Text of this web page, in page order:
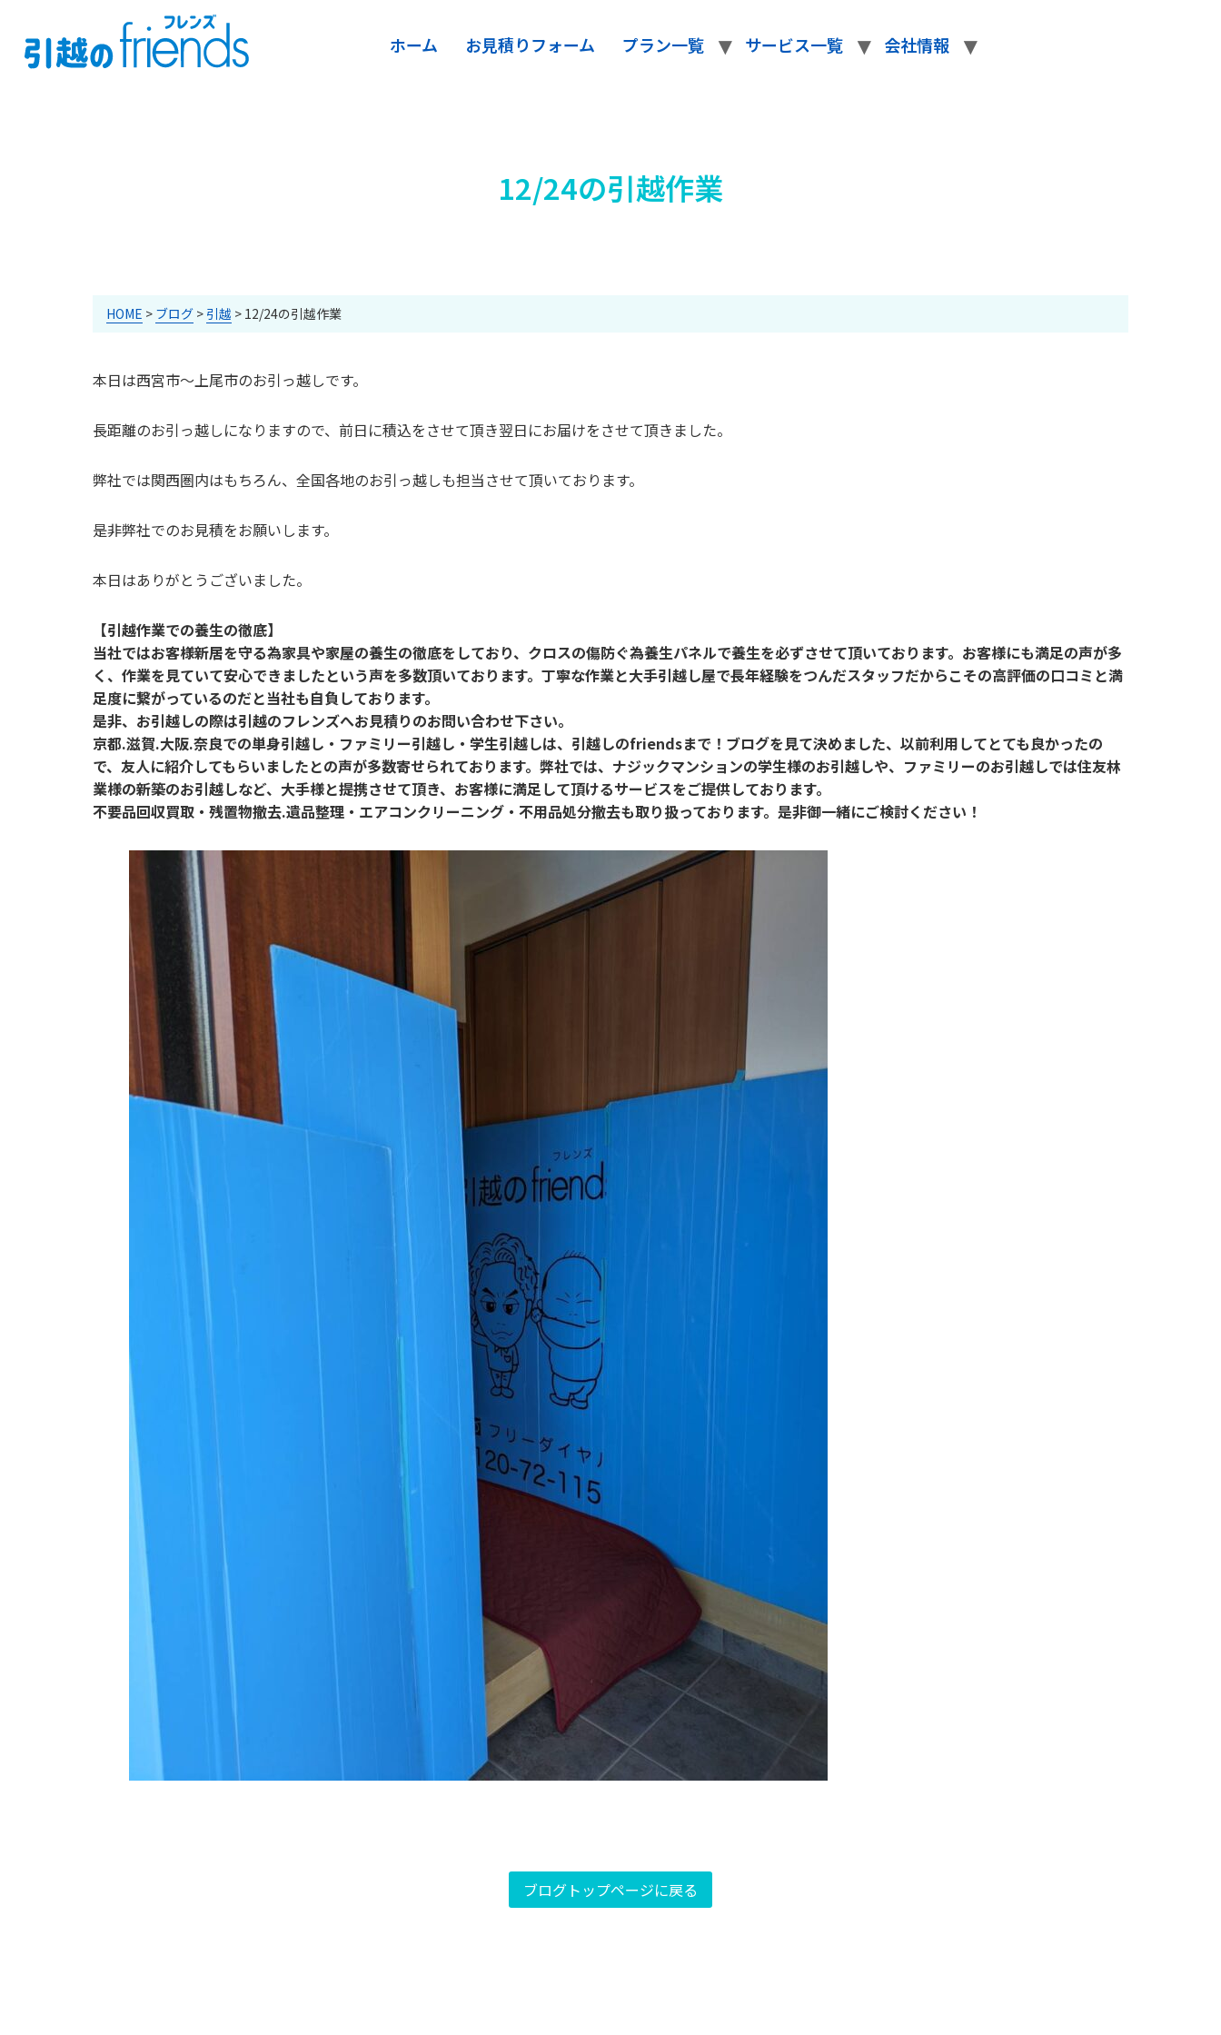
ホーム お見積りフォーム プラン一覧 サービス一覧 会社情報
12/24の引越作業
HOME > ブログ > 引越 > 12/24の引越作業
本日は西宮市～上尾市のお引っ越しです。
長距離のお引っ越しになりますので、前日に積込をさせて頂き翌日にお届けをさせて頂きました。
弊社では関西圏内はもちろん、全国各地のお引っ越しも担当させて頂いております。
是非弊社でのお見積をお願いします。
本日はありがとうございました。
【引越作業での養生の徹底】
当社ではお客様新居を守る為家具や家屋の養生の徹底をしており、クロスの傷防ぐ為養生パネルで養生を必ずさせて頂いております。お客様にも満足の声が多
く、作業を見ていて安心できましたという声を多数頂いております。丁寧な作業と大手引越し屋で長年経験をつんだスタッフだからこその高評価の口コミと満
足度に繋がっているのだと当社も自負しております。
是非、お引越しの際は引越のフレンズへお見積りのお問い合わせ下さい。
京都.滋賀.大阪.奈良での単身引越し・ファミリー引越し・学生引越しは、引越しのfriendsまで！ブログを見て決めました、以前利用してとても良かったの
で、友人に紹介してもらいましたとの声が多数寄せられております。弊社では、ナジックマンションの学生様のお引越しや、ファミリーのお引越しでは住友林
業様の新築のお引越しなど、大手様と提携させて頂き、お客様に満足して頂けるサービスをご提供しております。
不要品回収買取・残置物撤去.遺品整理・エアコンクリーニング・不用品処分撤去も取り扱っております。是非御一緒にご検討ください！
ブログトップページに戻る